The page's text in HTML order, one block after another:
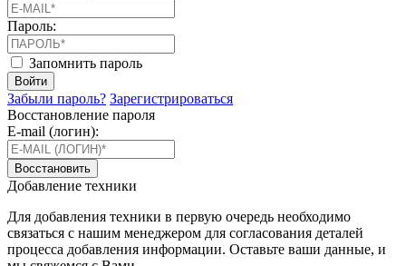
Пароль:
Запомнить пароль
Войти
Забыли пароль? Зарегистрироваться
Восстановление пароля
E-mail (логин):
Восстановить
Добавление техники
Для добавления техники в первую очередь необходимо
связаться с нашим менеджером для согласования деталей
процесса добавления информации. Оставьте ваши данные, и